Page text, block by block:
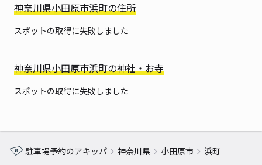
神奈川県小田原市浜町の住所
スポットの取得に失敗しました
神奈川県小田原市浜町の神社・お寺
スポットの取得に失敗しました
駐車場予約のアキッパ 神奈川県 小田原市 浜町